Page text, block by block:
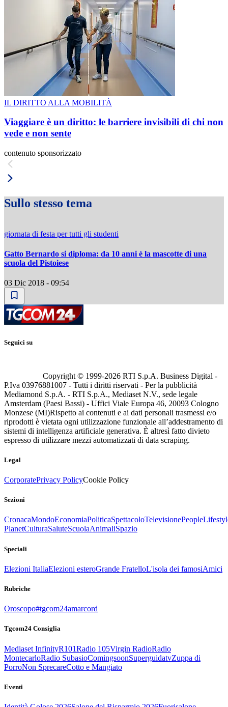
IL DIRITTO ALLA MOBILITÀ
Viaggiare è un diritto: le barriere invisibili di chi non
vede e non sente
contenuto sponsorizzato
Sullo stesso tema
giornata di festa per tutti gli studenti
Gatto Bernardo si diploma: da 10 anni è la mascotte di una
scuola del Pistoiese
03 Dic 2018 - 09:54
Seguici su
Copyright © 1999-2026 RTI S.p.A. Business Digital -
P.Iva 03976881007 - Tutti i diritti riservati - Per la pubblicità
Mediamond S.p.A. - RTI S.p.A., Mediaset N.V., sede legale
Amsterdam (Paesi Bassi) - Uffici Viale Europa 46, 20093 Cologno
Monzese (MI)Rispetto ai contenuti e ai dati personali trasmessi e/o
riprodotti è vietata ogni utilizzazione funzionale all’addestramento di
sistemi di intelligenza artificiale generativa. È altresì fatto divieto
espresso di utilizzare mezzi automatizzati di data scraping.
Legal
CorporatePrivacy PolicyCookie Policy
Sezioni
CronacaMondoEconomiaPoliticaSpettacoloTelevisionePeople
PlanetCulturaSaluteScuolaAnimaliSpazio
Speciali
Elezioni ItaliaElezioni esteroGrande FratelloL'isola dei famosiAmici
Rubriche
Oroscopo#tgcom24amarcord
Tgcom24 Consiglia
Mediaset InfinityR101Radio 105Virgin RadioRadio
MontecarloRadio SubasioComingsoonSuperguidatvZuppa di
PorroNon SprecareCotto e Mangiato
Eventi